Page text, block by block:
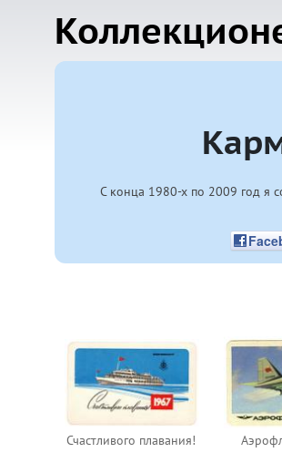
С конца 1980-хпо 2009 год я
Счастливого плавания!